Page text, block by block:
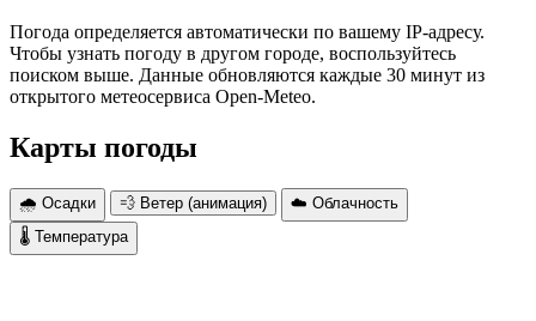
Погода определяется автоматически по вашему IP-адресу.
Чтобы узнать погоду в другом городе, воспользуйтесь
поиском выше. Данные обновляются каждые 30 минут из
открытого метеосервиса Open-Meteo.
Карты погоды
🌧 Осадки 💨 Ветер (анимация)
☁️ Облачность
🌡 Температура